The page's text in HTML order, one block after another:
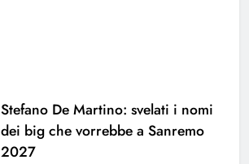
Stefano De Martino: svelati i nomi
dei big che vorrebbe a Sanremo
2027